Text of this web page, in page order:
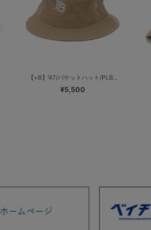
【+B】’47/バケットハット/PLB...
¥5,500